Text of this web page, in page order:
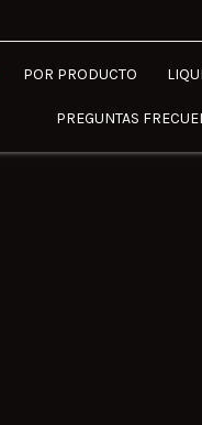
POR PRODUCTO
PREGUNTAS